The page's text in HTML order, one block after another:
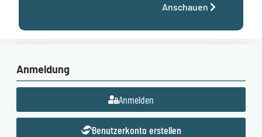
Anschauen
Anmeldung
Anmelden
Benutzerkonto erstellen